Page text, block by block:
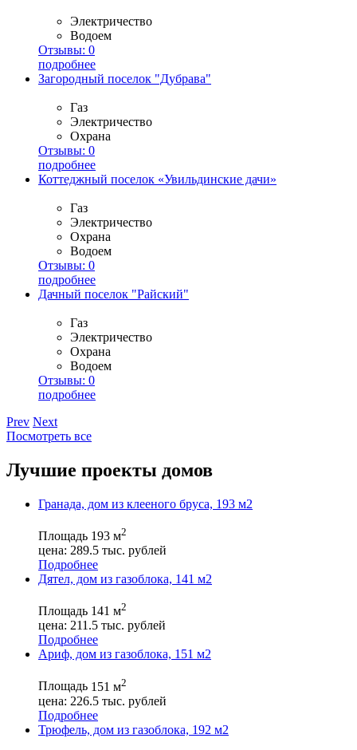
Электричество
Водоем
Отзывы: 0
подробнее
Загородный поселок "Дубрава"
Газ
Электричество
Охрана
Отзывы: 0
подробнее
Коттеджный поселок «Увильдинские дачи»
Газ
Электричество
Охрана
Водоем
Отзывы: 0
подробнее
Дачный поселок "Райский"
Газ
Электричество
Охрана
Водоем
Отзывы: 0
подробнее
Prev Next
Посмотреть все
Лучшие проекты домов
Гранада, дом из клееного бруса, 193 м2
Площадь 193 м2
цена: 289.5 тыс. рублей
Подробнее
Дятел, дом из газоблока, 141 м2
Площадь 141 м2
цена: 211.5 тыс. рублей
Подробнее
Ариф, дом из газоблока, 151 м2
Площадь 151 м2
цена: 226.5 тыс. рублей
Подробнее
Трюфель, дом из газоблока, 192 м2